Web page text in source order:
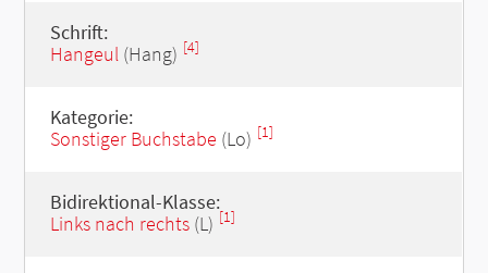
Schrift:
Hangeul(Hang) [4]
Kategorie:
Sonstiger Buchstabe (Lo) [1]
Bidirektional-Klasse:
Links nach rechts(L) [1]